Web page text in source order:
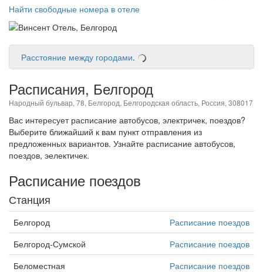
Найти свободные номера в отеле
Расстояние между городами.
Расписания, Белгород
Народный бульвар, 78, Белгород, Белгородская область, Россия, 308017
Вас интересует расписание автобусов, электричек, поездов?
Выберите ближайший к вам пункт отправления из
предложенных вариантов. Узнайте расписание автобусов,
поездов, эелектичек.
Расписание поездов
Станция
Белгород
Расписание поездов
Белгород-Сумской
Расписание поездов
Беломестная
Расписание поездов